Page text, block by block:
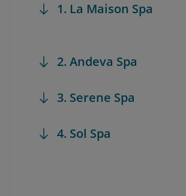
1. La Maison Spa
2. Andeva Spa
3. Serene Spa
4. Sol Spa